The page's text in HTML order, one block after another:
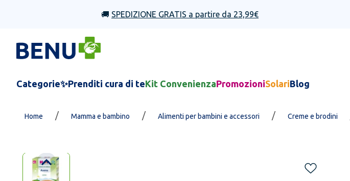
🚚 SPEDIZIONE GRATIS a partire da 23,99€
Categorie✨Prenditi cura di teKit ConvenienzaPromozioniSolariBlog
Home / Mamma e bambino / Alimenti per bambini e accessori / Creme e brodini